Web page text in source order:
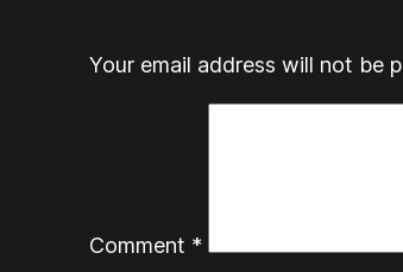
Your email address will not be
Comment *